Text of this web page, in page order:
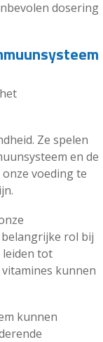
dosering
Ze spelen
en de
voeding te
rol bij
leiden tot
kunnen
kunnen